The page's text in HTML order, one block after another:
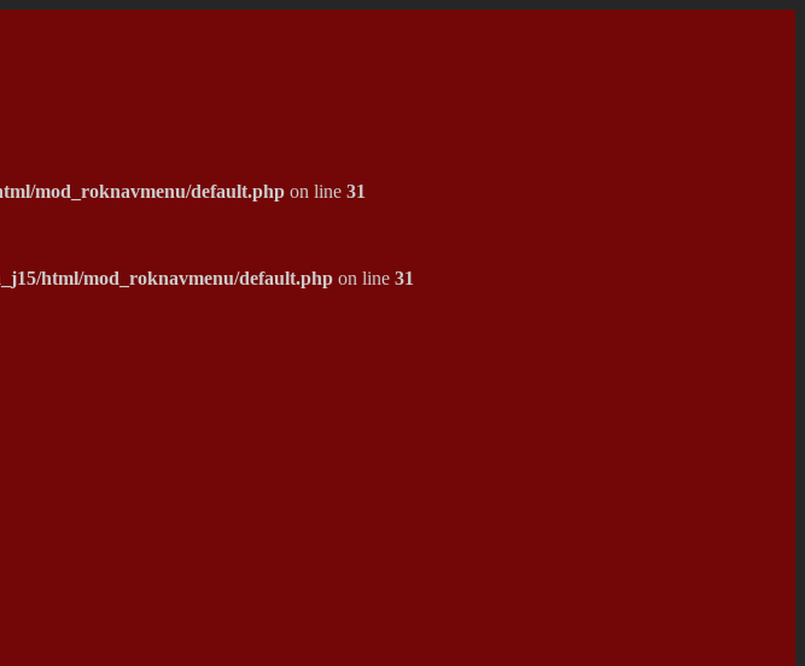
mod_roknavmenu/default.php on line 31
html/mod_roknavmenu/default.php on line 31